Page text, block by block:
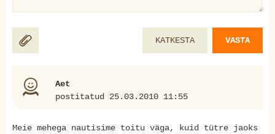
KATKESTA VASTA
Aet
postitatud 25.03.2010 11:55
Meie mehega nautisime toitu väga, kuid tütre jaoks